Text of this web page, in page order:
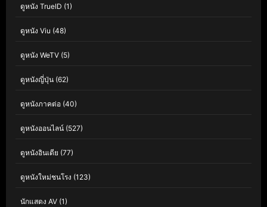
ดูหนัง TrueID (1)
ดูหนัง Viu (48)
ดูหนัง WeTV (5)
ดูหนังญี่ปุ่น (62)
ดูหนังภาคต่อ (40)
ดูหนังออนไลน์ (527)
ดูหนังอินเดีย (77)
ดูหนังใหม่ชนโรง (123)
นักแสดง AV (1)